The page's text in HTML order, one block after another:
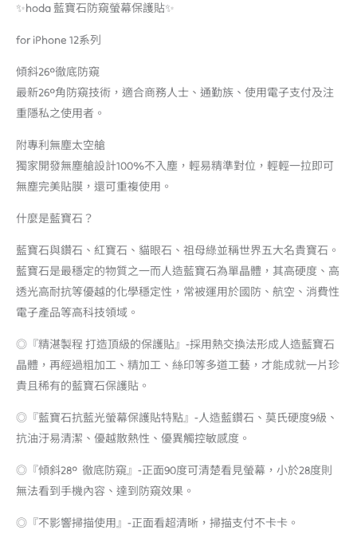
✨hoda 藍寶石防窺螢幕保護貼✨
for iPhone 12系列
傾斜26°徹底防窺
最新26°角防窺技術，適合商務人士、通勤族、使用電子支付及注
重隱私之使用者。
附專利無塵太空艙
獨家開發無塵艙設計100%不入塵，輕易精準對位，輕輕一拉即可
無塵完美貼膜，還可重複使用。
什麼是藍寶石？
藍寶石與鑽石、紅寶石、貓眼石、祖母綠並稱世界五大名貴寶石。
藍寶石是最穩定的物質之一而人造藍寶石為單晶體，其高硬度、高
透光高耐抗等優越的化學穩定性，常被運用於國防、航空、消費性
電子產品等高科技領域。
◎『精湛製程 打造頂級的保護貼』-採用熱交換法形成人造藍寶石
晶體，再經過粗加工、精加工、絲印等多道工藝，才能成就一片珍
貴且稀有的藍寶石保護貼。
◎『藍寶石抗藍光螢幕保護貼特點』-人造藍鑽石、莫氏硬度9級、
抗油汙易清潔、優越散熱性、優異觸控敏感度。
◎『傾斜28° 徹底防窺』-正面90度可清楚看見螢幕，小於28度則
無法看到手機內容、達到防窺效果。
◎『不影響掃描使用』-正面看超清晰，掃描支付不卡卡。